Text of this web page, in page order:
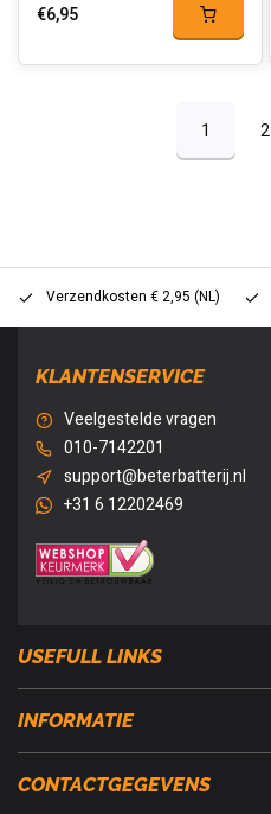
€6,95
1 2
Verzendkosten € 2,95 (NL)
KLANTENSERVICE
Veelgestelde vragen
010-7142201
support@beterbatterij.nl
+31 6 12202469
USEFULL LINKS
INFORMATIE
CONTACTGEGEVENS